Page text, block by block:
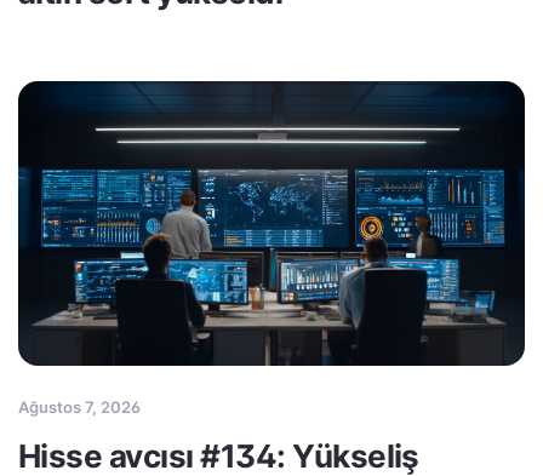
Ağustos 7, 2026
Hisse avcısı #134: Yükseliş